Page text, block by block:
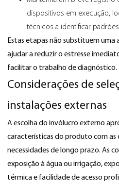
dispositivos em execução,
técnicos a identificar
Estas etapas não substituem
ajudar a reduzir o estresse
facilitar o trabalho de diagnóstico.
Considerações de
instalações externas
A escolha do invólucro externo
características do produto com as
necessidades de longo prazo. As
exposição à água ou irrigação,
térmica e facilidade de acesso